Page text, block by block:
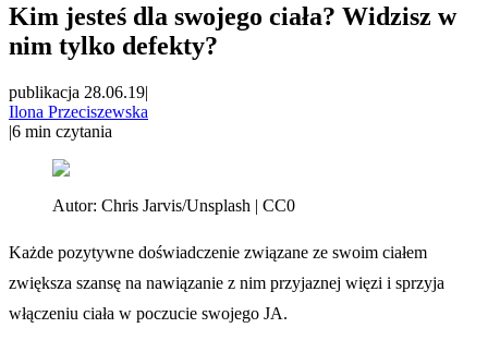
Kim jesteś dla swojego ciała? Widzisz w
nim tylko defekty?
publikacja 28.06.19|
Ilona Przeciszewska
|6 min czytania
Autor: Chris Jarvis/Unsplash | CC0
Każde pozytywne doświadczenie związane ze swoim ciałem
zwiększa szansę na nawiązanie z nim przyjaznej więzi i sprzyja
włączeniu ciała w poczucie swojego JA.